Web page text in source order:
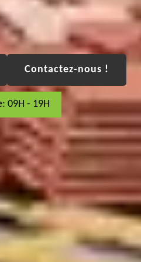
Contactez-nous !
09H - 19H